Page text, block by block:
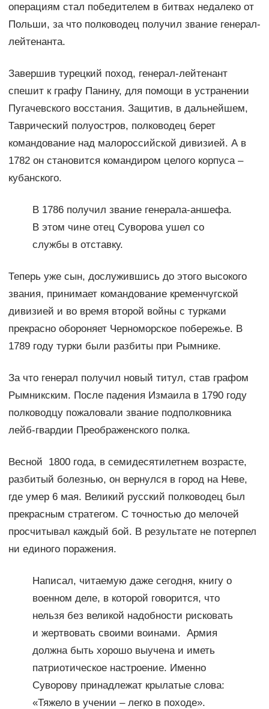
операциям стал победителем в битвах недалеко от
Польши, за что полководец получил звание генерал-
лейтенанта.
Завершив турецкий поход, генерал-лейтенант
спешит к графу Панину, для помощи в устранении
Пугачевского восстания. Защитив, в дальнейшем,
Таврический полуостров, полководец берет
командование над малороссийской дивизией. А в
1782 он становится командиром целого корпуса –
кубанского.
В 1786 получил звание генерала-аншефа.
В этом чине отец Суворова ушел со
службы в отставку.
Теперь уже сын, дослужившись до этого высокого
звания, принимает командование кременчугской
дивизией и во время второй войны с турками
прекрасно обороняет Черноморское побережье. В
1789 году турки были разбиты при Рымнике.
За что генерал получил новый титул, став графом
Рымникским. После падения Измаила в 1790 году
полководцу пожаловали звание подполковника
лейб-гвардии Преображенского полка.
Весной 1800 года, в семидесятилетнем возрасте,
разбитый болезнью, он вернулся в город на Неве,
где умер 6 мая. Великий русский полководец был
прекрасным стратегом. С точностью до мелочей
просчитывал каждый бой. В результате не потерпел
ни единого поражения.
Написал, читаемую даже сегодня, книгу о
военном деле, в которой говорится, что
нельзя без великой надобности рисковать
и жертвовать своими воинами. Армия
должна быть хорошо выучена и иметь
патриотическое настроение. Именно
Суворову принадлежат крылатые слова:
«Тяжело в учении – легко в походе».